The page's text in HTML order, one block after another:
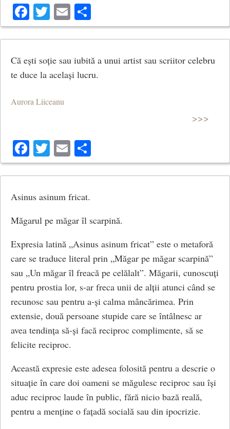
Facebook
Twitter
Email
Că ești soție sau iubită a unui artist sau scriitor celebru
te duce la același lucru.
Aurora Liiceanu
>>>
Facebook
Twitter
Email
Asinus asinum fricat.
Măgarul pe măgar îl scarpină.
Expresia latină „Asinus asinum fricat” este o metaforă
care se traduce literal prin „Măgar pe măgar scarpină”
sau „Un măgar îl freacă pe celălalt”. Măgarii, cunoscuți
pentru prostia lor, s-ar freca unii de alții atunci când se
recunosc sau pentru a-și calma mâncărimea. Prin
extensie, două persoane stupide care se întâlnesc ar
avea tendința să-și facă reciproc complimente, să se
felicite reciproc.
Această expresie este adesea folosită pentru a descrie o
situație în care doi oameni se măgulesc reciproc sau își
aduc reciproc laude în public, fără nicio bază reală,
pentru a menține o fațadă socială sau din ipocrizie.